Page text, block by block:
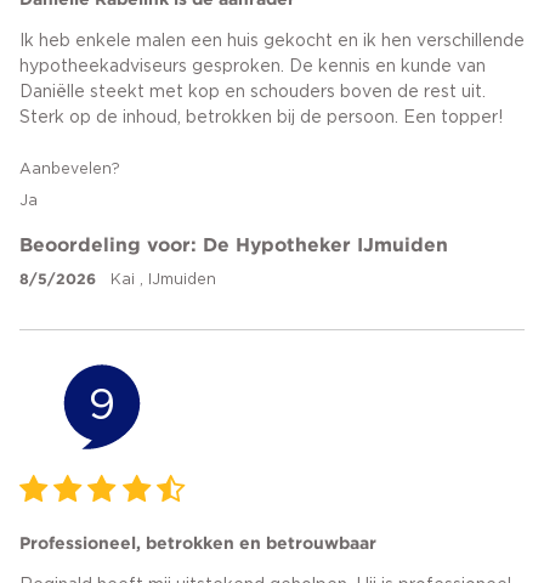
Ik heb enkele malen een huis gekocht en ik hen verschillende
hypotheekadviseurs gesproken. De kennis en kunde van
Daniëlle steekt met kop en schouders boven de rest uit.
Sterk op de inhoud, betrokken bij de persoon. Een topper!
Aanbevelen?
Ja
Beoordeling voor: De Hypotheker IJmuiden
8/5/2026 Kai , IJmuiden
9
Professioneel, betrokken en betrouwbaar